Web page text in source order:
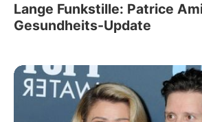
Lange Funkstille: Patrice
Gesundheits-Update